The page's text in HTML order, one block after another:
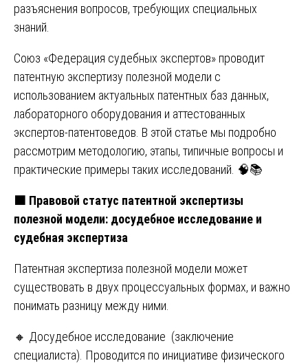
разъяснения вопросов, требующих специальных
знаний.
Союз «Федерация судебных экспертов» проводит
патентную экспертизу полезной модели с
использованием актуальных патентных баз данных,
лабораторного оборудования и аттестованных
экспертов-патентоведов. В этой статье мы подробно
рассмотрим методологию, этапы, типичные вопросы и
практические примеры таких исследований. 🧠📚
🟧 Правовой статус патентной экспертизы
полезной модели: досудебное исследование и
судебная экспертиза
Патентная экспертиза полезной модели может
существовать в двух процессуальных формах, и важно
понимать разницу между ними.
🔸 Досудебное исследование (заключение
специалиста). Проводится по инициативе физического